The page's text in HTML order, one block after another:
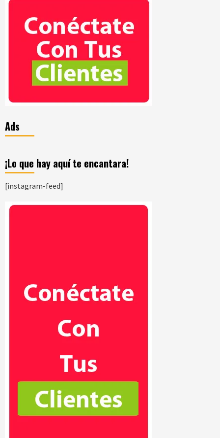
Ads
¡Lo que hay aquí te encantara!
[instagram-feed]